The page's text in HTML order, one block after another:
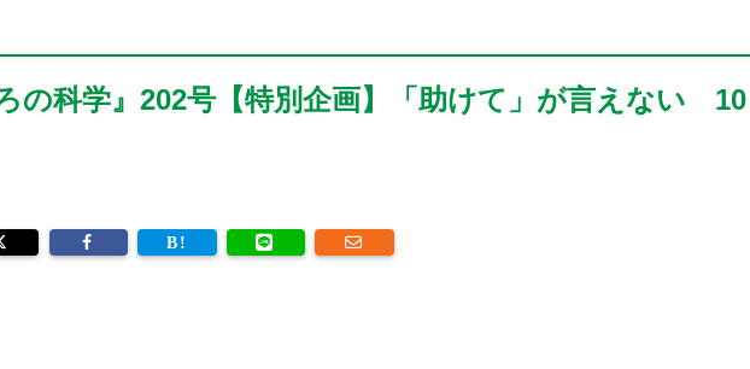
の科学』202号【特別企画】「助けて」が言えない 10